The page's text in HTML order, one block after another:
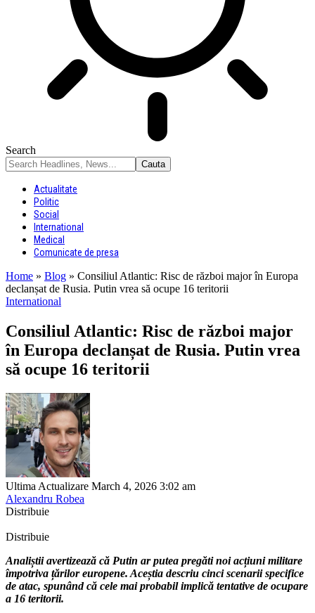
Search
Actualitate
Politic
Social
International
Medical
Comunicate de presa
Home » Blog » Consiliul Atlantic: Risc de război major în Europa
declanșat de Rusia. Putin vrea să ocupe 16 teritorii
International
Consiliul Atlantic: Risc de război major
în Europa declanșat de Rusia. Putin vrea
să ocupe 16 teritorii
Ultima Actualizare March 4, 2026 3:02 am
Alexandru Robea
Distribuie
Distribuie
Analiștii avertizează că Putin ar putea pregăti noi acțiuni militare
împotriva țărilor europene. Aceștia descriu cinci scenarii specifice
de atac, spunând că cele mai probabil implică tentative de ocupare
a 16 teritorii.